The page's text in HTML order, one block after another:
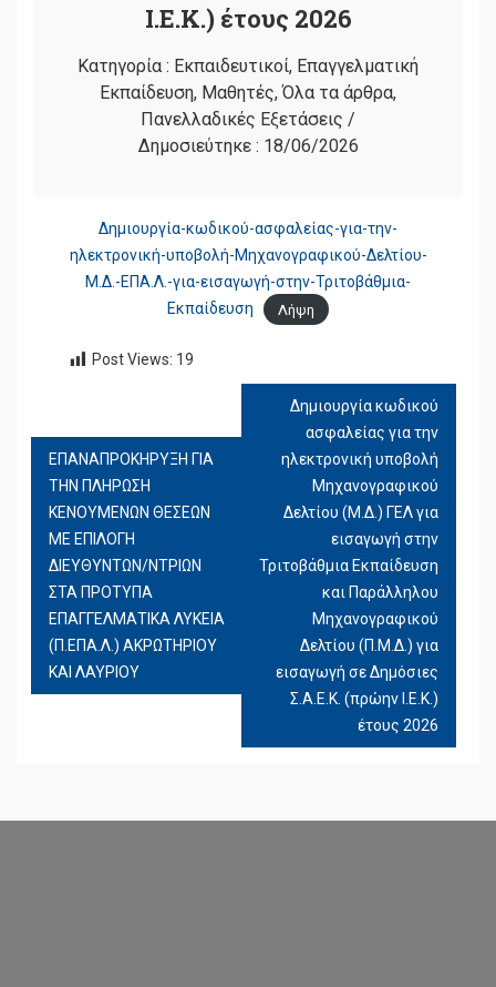
Ι.Ε.Κ.) έτους 2026
Κατηγορία : Εκπαιδευτικοί, Επαγγελματική
Εκπαίδευση, Μαθητές,Όλα τα άρθρα,
Πανελλαδικές Εξετάσεις /
Δημοσιεύτηκε : 18/06/2026
Δημιουργία-κωδικού-ασφαλείας-για-την-
ηλεκτρονική-υποβολή-Μηχανογραφικού-Δελτίου-
Μ.Δ.-ΕΠΑ.Λ.-για-εισαγωγή-στην-Τριτοβάθμια-
Εκπαίδευση
Λήψη
Post Views: 19
ΆΡΘΡΩΝ
ΕΠΑΝΑΠΡΟΚΗΡΥΞΗ ΓΙΑ
ΤΗΝ ΠΛΗΡΩΣΗ
ΚΕΝΟΥΜΕΝΩΝ ΘΕΣΕΩΝ
ΜΕ ΕΠΙΛΟΓΗ
ΔΙΕΥΘΥΝΤΩΝ/ΝΤΡΙΩΝ
ΣΤΑ ΠΡΟΤΥΠΑ
ΕΠΑΓΓΕΛΜΑΤΙΚΑ ΛΥΚΕΙΑ
(Π.ΕΠΑ.Λ.) ΑΚΡΩΤΗΡΙΟΥ
ΚΑΙ ΛΑΥΡΙΟΥ
Δημιουργία κωδικού
ασφαλείας για την
ηλεκτρονική υποβολή
Μηχανογραφικού
Δελτίου (Μ.Δ.) ΓΕΛ για
εισαγωγή στην
Τριτοβάθμια Εκπαίδευση
και Παράλληλου
Μηχανογραφικού
Δελτίου (Π.Μ.Δ.) για
εισαγωγή σε Δημόσιες
Σ.Α.Ε.Κ. (πρώην Ι.Ε.Κ.)
έτους 2026